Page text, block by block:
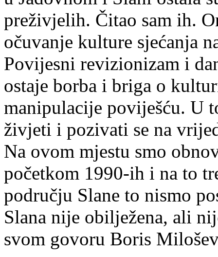
preživjelih. Čitao sam ih.
očuvanje kulture sjećanja
Povijesni revizionizam i
ostaje borba i briga o
manipulacije poviješću. U
živjeti i pozivati se na
Na ovom mjestu smo
početkom 1990-ih i na to
području Slane to nismo
Slana nije obilježena, ali
svom govoru Boris